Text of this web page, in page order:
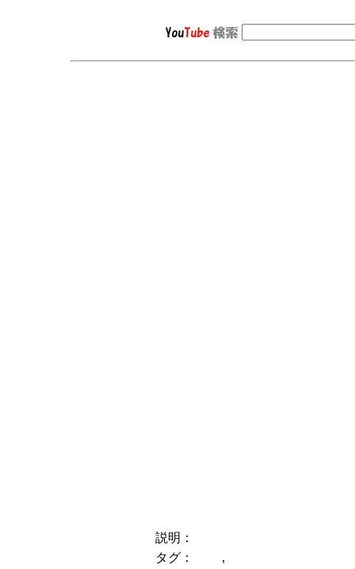
説明：
タグ：
,